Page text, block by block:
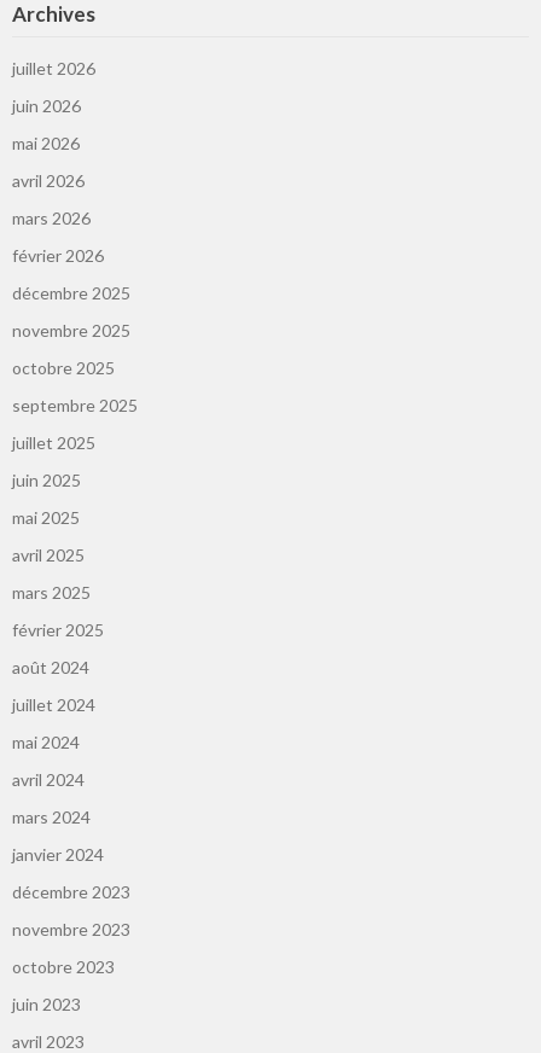
Archives
juillet 2026
juin 2026
mai 2026
avril 2026
mars 2026
février 2026
décembre 2025
novembre 2025
octobre 2025
septembre 2025
juillet 2025
juin 2025
mai 2025
avril 2025
mars 2025
février 2025
août 2024
juillet 2024
mai 2024
avril 2024
mars 2024
janvier 2024
décembre 2023
novembre 2023
octobre 2023
juin 2023
avril 2023